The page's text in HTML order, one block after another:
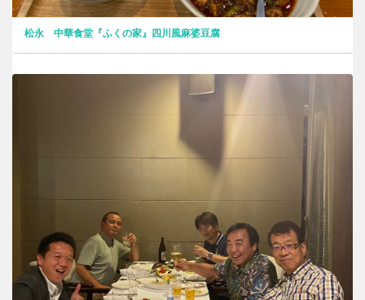
松永 中華食堂『ふくの家』四川風麻婆豆腐